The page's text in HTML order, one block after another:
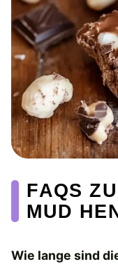
FAQS
MUD
Wie lange sind